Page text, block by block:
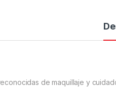
de maquillaje y